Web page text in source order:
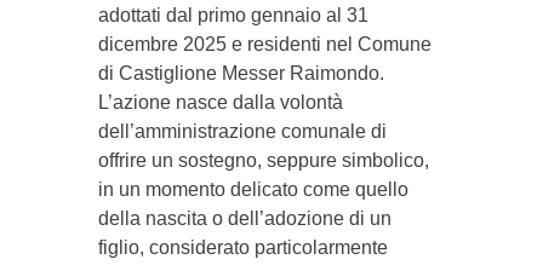
adottati dal primo gennaio al 31
dicembre 2025 e residenti nel Comune
di Castiglione Messer Raimondo.
L’azione nasce dalla volontà
dell’amministrazione comunale di
offrire un sostegno, seppure simbolico,
in un momento delicato come quello
della nascita o dell’adozione di un
figlio, considerato particolarmente